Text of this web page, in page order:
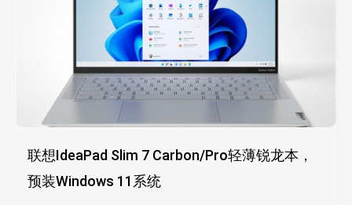
联想IdeaPad Slim 7 Carbon/Pro轻薄锐龙本，
预装Windows 11系统